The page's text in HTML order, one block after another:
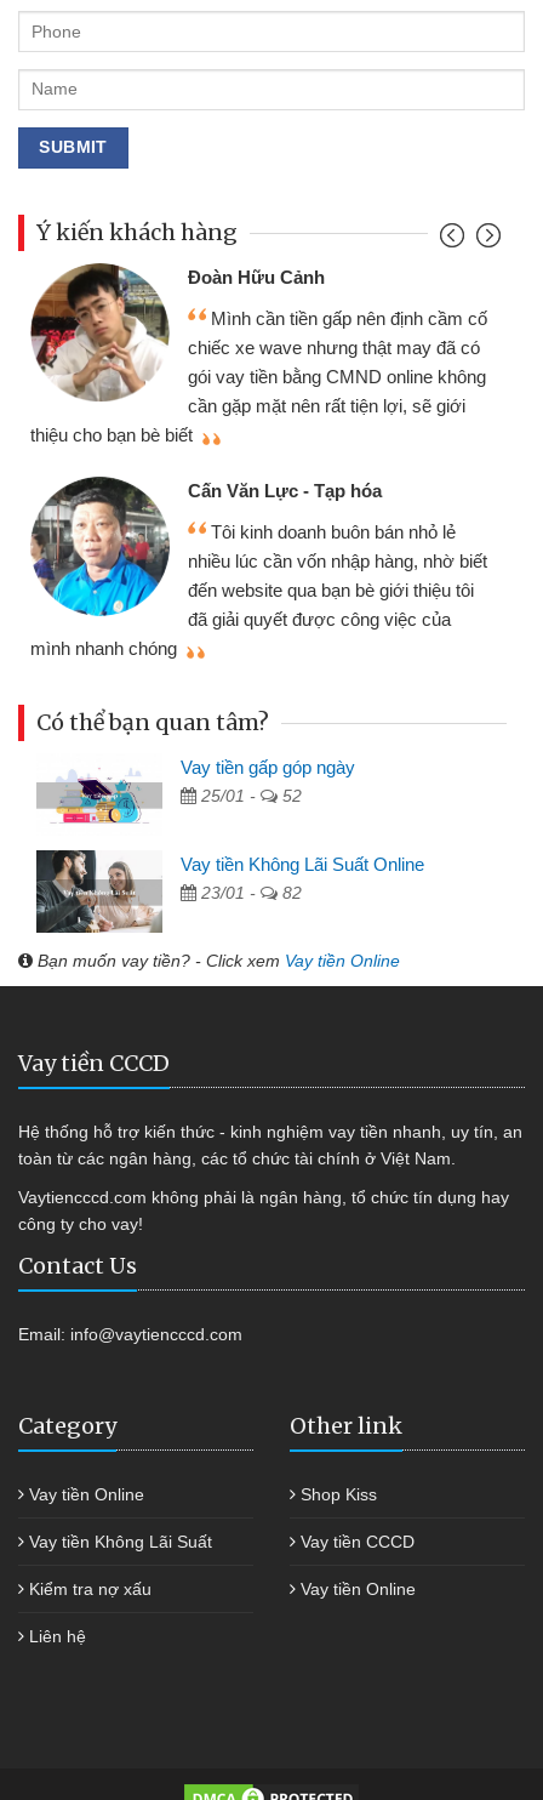
Ý kiến khách hàng
Đoàn Hữu Cảnh
Mình cần tiền gấp nên định cầm cố
chiếc xe wave nhưng thật may đã có
gói vay tiền bằng CMND online không
cần gặp mặt nên rất tiện lợi, sẽ giới
thiệu cho bạn bè biết
Cấn Văn Lực - Tạp hóa
Tôi kinh doanh buôn bán nhỏ lẻ
nhiều lúc cần vốn nhập hàng, nhờ biết
đến website qua bạn bè giới thiệu tôi
đã giải quyết được công việc của
mình nhanh chóng
Có thể bạn quan tâm?
Vay tiền gấp góp ngày
25/01 - 52
Vay tiền Không Lãi Suất Online
23/01 - 82
Bạn muốn vay tiền? - Click xem Vay tiền Online
Vay tiền CCCD
Hệ thống hỗ trợ kiến thức - kinh nghiệm vay tiền nhanh, uy tín, an
toàn từ các ngân hàng, các tổ chức tài chính ở Việt Nam.
Vaytiencccd.com không phải là ngân hàng, tổ chức tín dụng hay
công ty cho vay!
Contact Us
Email: info@vaytiencccd.com
Category
Vay tiền Online
Vay tiền Không Lãi Suất
Kiểm tra nợ xấu
Liên hệ
Other link
Shop Kiss
Vay tiền CCCD
Vay tiền Online